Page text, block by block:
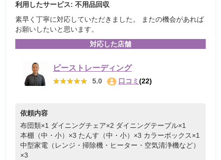
利用したサービス: 不用品回収
素早く丁寧に対応していただきました。 またの機会があれば
お願いしたいと思います。
対応した店舗
ピーストレーディング
★★★★★
★★★★★ 5.0 口コミ (22)
依頼内容
布団類×1 ダイニングチェア×2 ダイニングテーブル×1
本棚（中・小）×3 たんす（中・小）×3 カラーボックス×1
中型家電（レンジ・掃除機・ヒーター・空気清浄機など）
×3